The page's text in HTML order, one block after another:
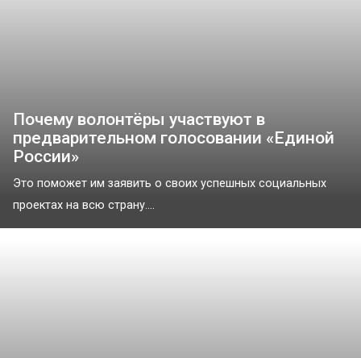
Почему волонтёры участвуют в
предварительном голосовании «Единой
России»
Это поможет им заявить о своих успешных социальных
проектах на всю страну....